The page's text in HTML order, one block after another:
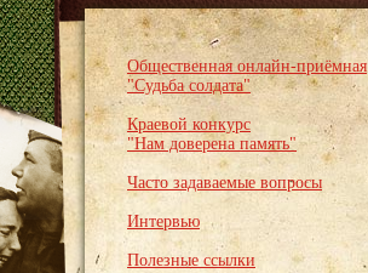
Общественная онлайн-приёмная
"Судьба солдата"
Краевой конкурс
"Нам доверена память"
Часто задаваемые вопросы
Интервью
Полезные ссылки